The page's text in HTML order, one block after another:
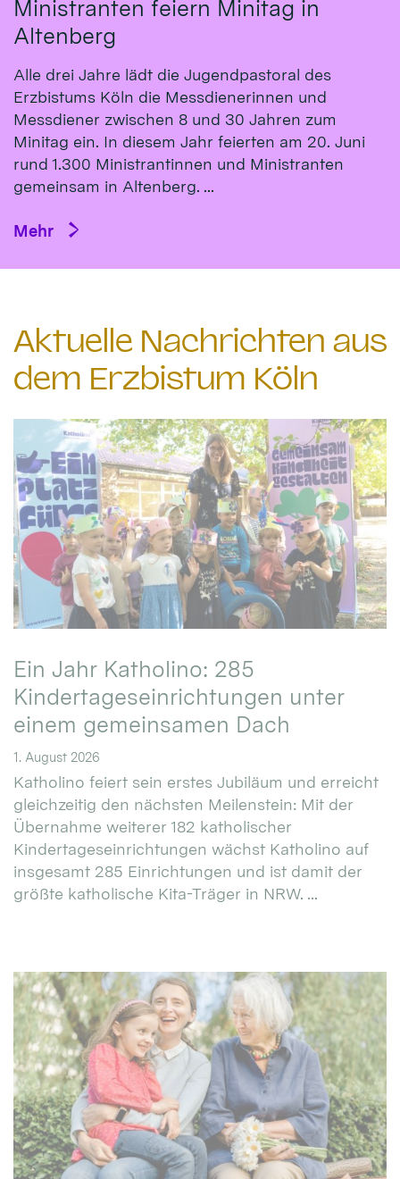
Ministranten feiern Minitag in
Altenberg
Alle drei Jahre lädt die Jugendpastoral des
Erzbistums Köln die Messdienerinnen und
Messdiener zwischen 8 und 30 Jahren zum
Minitag ein. In diesem Jahr feierten am 20. Juni
rund 1.300 Ministrantinnen und Ministranten
gemeinsam in Altenberg. ...
Mehr
Aktuelle Nachrichten aus
dem Erzbistum Köln
Ein Jahr Katholino: 285
Kindertageseinrichtungen unter
einem gemeinsamen Dach
1. August 2026
Katholino feiert sein erstes Jubiläum und erreicht
gleichzeitig den nächsten Meilenstein: Mit der
Übernahme weiterer 182 katholischer
Kindertageseinrichtungen wächst Katholino auf
insgesamt 285 Einrichtungen und ist damit der
größte katholische Kita-Träger in NRW. ...